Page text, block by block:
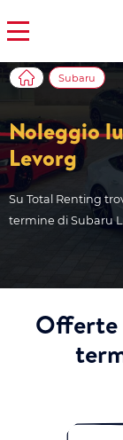
Noleggio
Levorg
Su Total Renting
termine di Subaru
Subaru
Offerte